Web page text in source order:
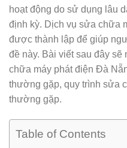
hoạt động do sử dụng lâu
định kỳ. Dịch vụ sửa chữa
được thành lập để giúp
đề này. Bài viết sau đây
chữa máy phát điện Đà
thường gặp, quy trình sửa
thường gặp.
Table of Contents